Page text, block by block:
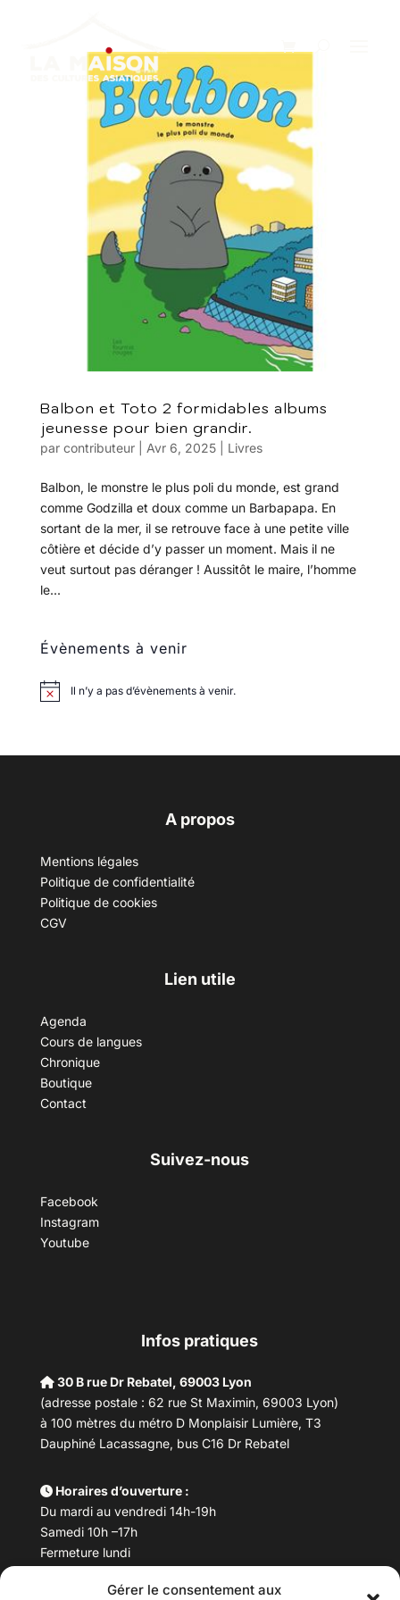
Gérer le consentement aux
Balbon et Toto 2 formidables albums
jeunesse pour bien grandir.
par contributeur| Avr 6, 2025| Livres
Balbon, le monstre le plus poli du monde, est grand
comme Godzilla et doux comme un Barbapapa. En
sortant de la mer, il se retrouve face à une petite ville
côtière et décide d’y passer un moment. Mais il ne
veut surtout pas déranger ! Aussitôt le maire, l’homme
le...
Évènements à venir
Il n’y a pas d’évènements à venir.
A propos
Mentions légales
Politique de confidentialité
Politique de cookies
CGV
Lien utile
Agenda
Cours de langues
Chronique
Boutique
Contact
Suivez-nous
Facebook
Instagram
Youtube
Infos pratiques
30 B rue Dr Rebatel, 69003 Lyon
(adresse postale : 62 rue St Maximin, 69003 Lyon)
à 100 mètres du métro D Monplaisir Lumière, T3
Dauphiné Lacassagne, bus C16 Dr Rebatel
Horaires d’ouverture :
Du mardi au vendredi 14h-19h
Samedi 10h –17h
Fermeture lundi